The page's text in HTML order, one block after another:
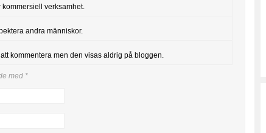
kommersiell verksamhet.
andra människor.
kommentera men den visas aldrig på bloggen.
med *